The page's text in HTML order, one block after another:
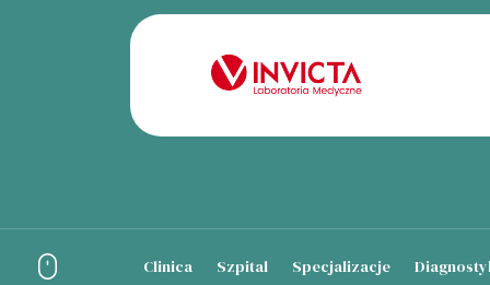
Clinica Szpital Specjalizacje